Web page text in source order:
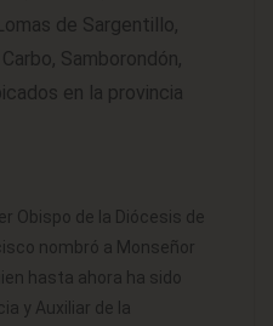
de Sargentillo,
Samborondón,
en la provincia
Obispo de la Diócesis de
nombró a Monseñor
hasta ahora ha sido
y Auxiliar de la